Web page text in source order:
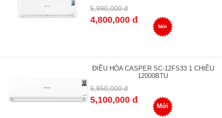
5,990,000 đ
4,800,000 đ
Mới
ĐIỀU HÒA CASPER SC-12FS33 1 CHIỀU
12000BTU
6,950,000 đ
5,100,000 đ
Mới